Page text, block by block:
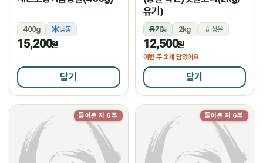
400g 냉동
15,200원
담기
유기)
유기농 2kg 상온
12,500원
이번 주 2개 담았어요
담기
들어온 지 6주 들어온 지 6주